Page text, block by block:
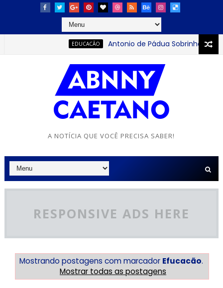
EDUCACÃO Antonio de Pádua Sobrinho: o
A NOTÍCIA QUE VOCÊ PRECISA SABER!
RESPONSIVE ADS HERE
Mostrando postagens com marcador Efucacão.
Mostrar todas as postagens